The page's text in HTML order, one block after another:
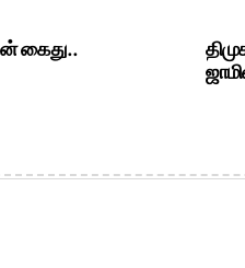
கைது..